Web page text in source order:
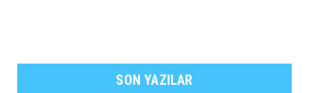
SON YAZILAR